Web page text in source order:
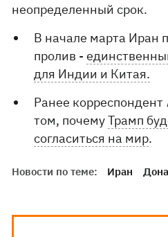
неопределенный срок.
В начале марта Иран
пролив -
для Индии и Китая.
Ранее корреспондент
том, почемуТрамп
согласиться на мир.
Новости по теме: Иран